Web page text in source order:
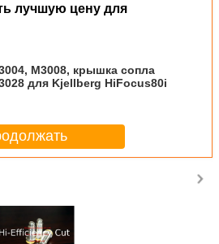
лучшую цену для
M3008, крышка сопла
для Kjellberg HiFocus80i